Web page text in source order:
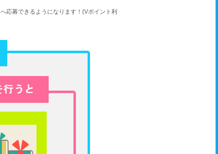
応募できるようになります！(Vポイント利